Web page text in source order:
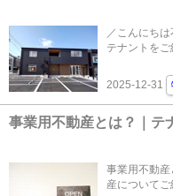
／こんにち
テナントを
2025-12-31
事業用不動産とは？｜テ
事業用不動
産について